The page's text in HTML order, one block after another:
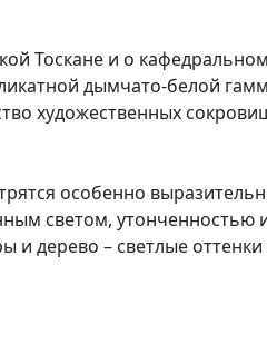
Тоскане и о
дымчато-белой
художественных
особенно
светом, утонченностью
и дерево – светлые